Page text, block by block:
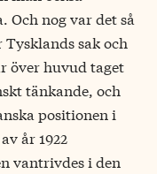
Och nog var det så
sak och
över huvud taget
tänkande, och
positionen i
år 1922
vantrivdes i den